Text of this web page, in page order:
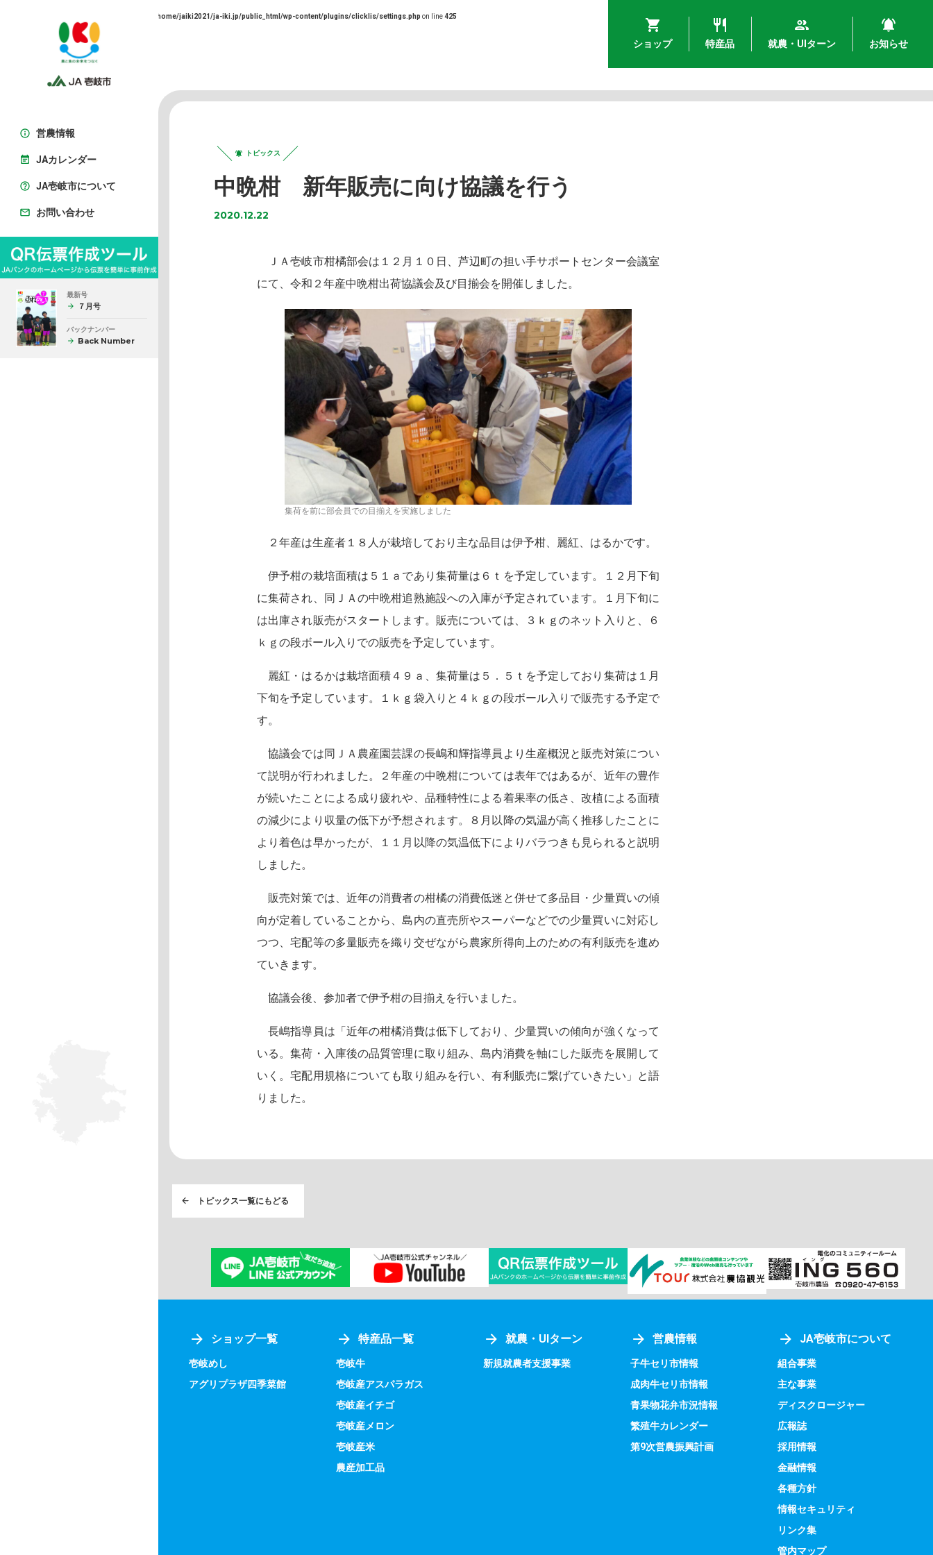
/home/jaiki2021/ja-iki.jp/public_html/wp-content/plugins/clicklis/settings.php on line425
営農情報
JAカレンダー
JA壱岐市について
お問い合わせ
最新号
７月号
バックナンバー
Back Number
ショップ 特産品 就農・UIターン お知らせ
トピックス
中晩柑 新年販売に向け協議を行う
2020.12.22
ＪＡ壱岐市柑橘部会は１２月１０日、芦辺町の担い手サポートセンター会議室
にて、令和２年産中晩柑出荷協議会及び目揃会を開催しました。
集荷を前に部会員での目揃えを実施しました
２年産は生産者１８人が栽培しており主な品目は伊予柑、麗紅、はるかです。
伊予柑の栽培面積は５１ａであり集荷量は６ｔを予定しています。１２月下旬
に集荷され、同ＪＡの中晩柑追熟施設への入庫が予定されています。１月下旬に
は出庫され販売がスタートします。販売については、３ｋｇのネット入りと、６
ｋｇの段ボール入りでの販売を予定しています。
麗紅・はるかは栽培面積４９ａ、集荷量は５．５ｔを予定しており集荷は１月
下旬を予定しています。１ｋｇ袋入りと４ｋｇの段ボール入りで販売する予定で
す。
協議会では同ＪＡ農産園芸課の長嶋和輝指導員より生産概況と販売対策につい
て説明が行われました。２年産の中晩柑については表年ではあるが、近年の豊作
が続いたことによる成り疲れや、品種特性による着果率の低さ、改植による面積
の減少により収量の低下が予想されます。８月以降の気温が高く推移したことに
より着色は早かったが、１１月以降の気温低下によりバラつきも見られると説明
しました。
販売対策では、近年の消費者の柑橘の消費低迷と併せて多品目・少量買いの傾
向が定着していることから、島内の直売所やスーパーなどでの少量買いに対応し
つつ、宅配等の多量販売を織り交ぜながら農家所得向上のための有利販売を進め
ていきます。
協議会後、参加者で伊予柑の目揃えを行いました。
長嶋指導員は「近年の柑橘消費は低下しており、少量買いの傾向が強くなって
いる。集荷・入庫後の品質管理に取り組み、島内消費を軸にした販売を展開して
いく。宅配用規格についても取り組みを行い、有利販売に繋げていきたい」と語
りました。
トピックス一覧にもどる
ショップ一覧
壱岐めし
アグリプラザ四季菜館
特産品一覧
壱岐牛
壱岐産アスパラガス
壱岐産イチゴ
壱岐産メロン
壱岐産米
農産加工品
就農・UIターン
新規就農者支援事業
営農情報
子牛セリ市情報
成肉牛セリ市情報
青果物花弁市況情報
繁殖牛カレンダー
第9次営農振興計画
JA壱岐市について
組合事業
主な事業
ディスクロージャー
広報誌
採用情報
金融情報
各種方針
情報セキュリティ
リンク集
管内マップ